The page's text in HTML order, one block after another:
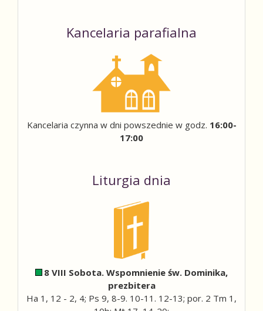
Kancelaria parafialna
Kancelaria czynna w dni powszednie w godz. 16:00-
17:00
Liturgia dnia
8 VIII Sobota. Wspomnienie św. Dominika,
prezbitera
Ha 1, 12 - 2, 4; Ps 9, 8-9. 10-11. 12-13; por. 2 Tm 1,